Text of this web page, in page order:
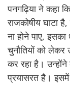
पनगढ़िया ने कहा
राजकोषीय घाटा
ना होने पाए,
चुनौतियों को
कर रहा है।
प्रयासरत है। इसमें